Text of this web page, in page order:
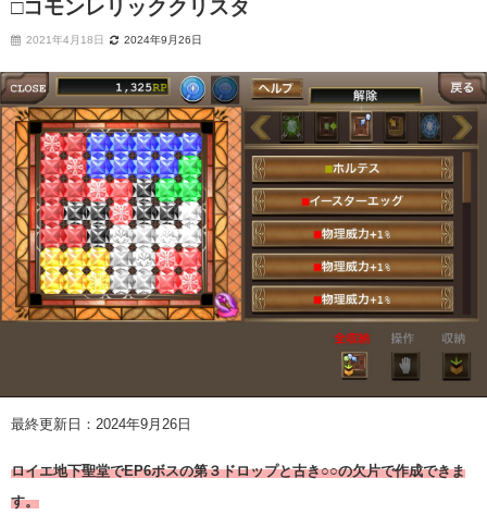
□コモンレリッククリスタ
2021年4月18日 2024年9月26日
最終更新日：2024年9月26日
ロイエ地下聖堂でEP6ボスの第３ドロップと古き○○の欠片で作成できま
す。